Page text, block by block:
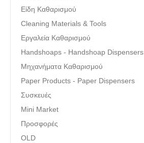
Είδη Καθαρισμού
Cleaning Materials & Tools
Εργαλεία Καθαρισμού
Handshoaps - Handshoap Dispensers
Μηχανήματα Καθαρισμού
Paper Products - Paper Dispensers
Συσκευές
Mini Market
Προσφορές
OLD